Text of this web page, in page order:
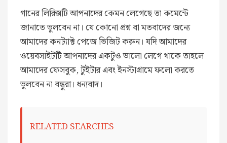
গানের লিরিক্সটি আপনাদের কেমন লেগেছে তা কমেন্টে
জানাতে ভুলবেন না। যে কোনো প্রশ্ন বা মতবাদের জন্যে
আমাদের কনট্যাক্ট পেজে ভিজিট করুন। যদি আমাদের
ওয়েবসাইটটি আপনাদের একটুও ভালো লেগে থাকে তাহলে
আমাদের ফেসবুক, টুইটার এবং ইনস্টাগ্রামে ফলো করতে
ভুলবেন না বন্ধুরা। ধন্যবাদ।
RELATED SEARCHES